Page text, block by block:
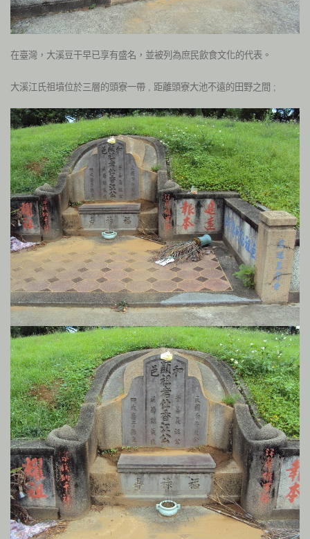
在臺灣，大溪豆干早已享有盛名，並被列為庶民飲食文化的代表。
大溪江氏祖墳位於三層的頭寮一帶 , 距離頭寮大池不遠的田野之間 ;